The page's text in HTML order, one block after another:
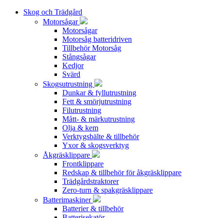
Skog och Trädgård
Motorsågar
Motorsågar
Motorsåg batteridriven
Tillbehör Motorsåg
Stångsågar
Kedjor
Svärd
Skogsutrustning
Dunkar & fyllutrustning
Fett & smörjutrustning
Filutrustning
Mått- & märkutrustning
Olja & kem
Verktygsbälte & tillbehör
Yxor & skogsverktyg
Åkgräsklippare
Frontklippare
Redskap & tillbehör för åkgräsklippare
Trädgårdstraktorer
Zero-turn & spakgräsklippare
Batterimaskiner
Batterier & tillbehör